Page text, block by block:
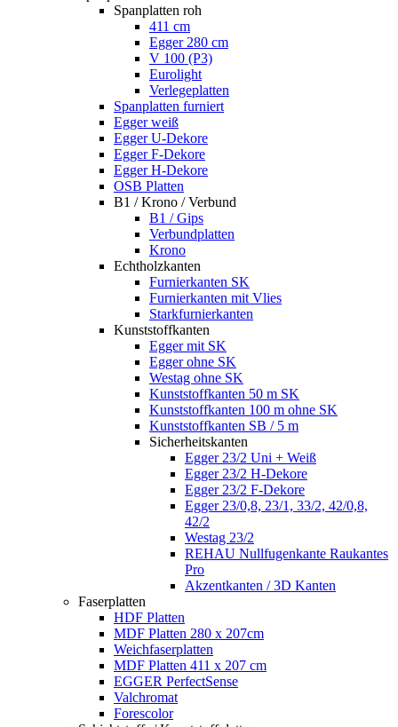
Spanplatten roh
411 cm
Egger 280 cm
V 100 (P3)
Eurolight
Verlegeplatten
Spanplatten furniert
Egger weiß
Egger U-Dekore
Egger F-Dekore
Egger H-Dekore
OSB Platten
B1 / Krono / Verbund
B1 / Gips
Verbundplatten
Krono
Echtholzkanten
Furnierkanten SK
Furnierkanten mit Vlies
Starkfurnierkanten
Kunststoffkanten
Egger mit SK
Egger ohne SK
Westag ohne SK
Kunststoffkanten 50 m SK
Kunststoffkanten 100 m ohne SK
Kunststoffkanten SB / 5 m
Sicherheitskanten
Egger 23/2 Uni + Weiß
Egger 23/2 H-Dekore
Egger 23/2 F-Dekore
Egger 23/0,8, 23/1, 33/2, 42/0,8,
42/2
Westag 23/2
REHAU Nullfugenkante Raukantes
Pro
Akzentkanten / 3D Kanten
Faserplatten
HDF Platten
MDF Platten 280 x 207cm
Weichfaserplatten
MDF Platten 411 x 207 cm
EGGER PerfectSense
Valchromat
Forescolor